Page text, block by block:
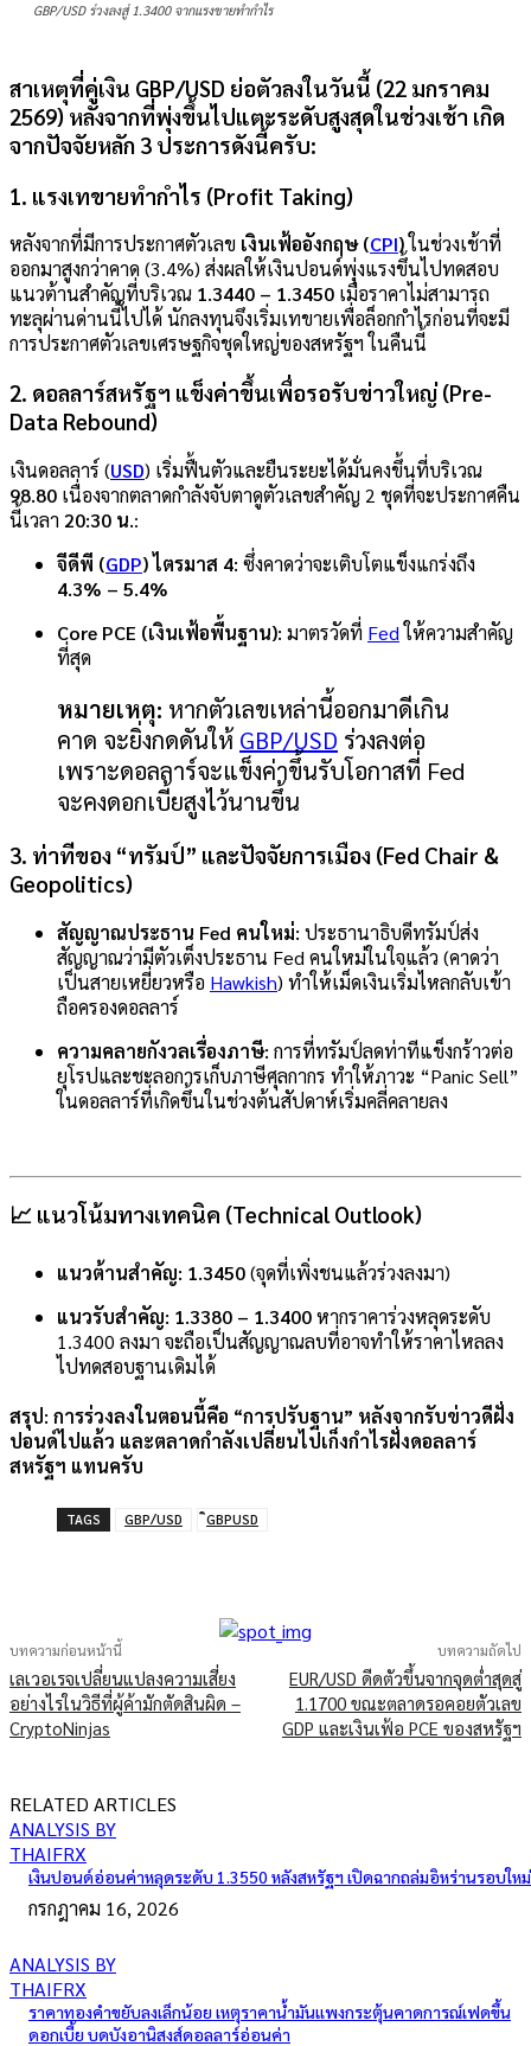
GBP/USD ร่วงลงสู่ 1.3400 จากแรงขายทำกำไร
สาเหตุที่คู่เงิน GBP/USD ย่อตัวลงในวันนี้ (22 มกราคม
2569) หลังจากที่พุ่งขึ้นไปแตะระดับสูงสุดในช่วงเช้า เกิด
จากปัจจัยหลัก 3 ประการดังนี้ครับ:
1. แรงเทขายทำกำไร (Profit Taking)
หลังจากที่มีการประกาศตัวเลข เงินเฟ้ออังกฤษ (CPI)ในช่วงเช้าที่
ออกมาสูงกว่าคาด (3.4%) ส่งผลให้เงินปอนด์พุ่งแรงขึ้นไปทดสอบ
แนวต้านสำคัญที่บริเวณ 1.3440 – 1.3450 เมื่อราคาไม่สามารถ
ทะลุผ่านด่านนี้ไปได้ นักลงทุนจึงเริ่มเทขายเพื่อล็อกกำไรก่อนที่จะมี
การประกาศตัวเลขเศรษฐกิจชุดใหญ่ของสหรัฐฯ ในคืนนี้
2. ดอลลาร์สหรัฐฯ แข็งค่าขึ้นเพื่อรอรับข่าวใหญ่ (Pre-
Data Rebound)
เงินดอลลาร์ (USD) เริ่มฟื้นตัวและยืนระยะได้มั่นคงขึ้นที่บริเวณ
98.80 เนื่องจากตลาดกำลังจับตาดูตัวเลขสำคัญ 2 ชุดที่จะประกาศคืน
นี้เวลา 20:30 น.:
จีดีพี (GDP) ไตรมาส 4: ซึ่งคาดว่าจะเติบโตแข็งแกร่งถึง
4.3% – 5.4%
Core PCE (เงินเฟ้อพื้นฐาน): มาตรวัดที่ Fedให้ความสำคัญ
ที่สุด
หมายเหตุ: หากตัวเลขเหล่านี้ออกมาดีเกิน
คาด จะยิ่งกดดันให้ GBP/USD ร่วงลงต่อ
เพราะดอลลาร์จะแข็งค่าขึ้นรับโอกาสที่ Fed
จะคงดอกเบี้ยสูงไว้นานขึ้น
3. ท่าทีของ “ทรัมป์” และปัจจัยการเมือง (Fed Chair &
Geopolitics)
สัญญาณประธาน Fed คนใหม่: ประธานาธิบดีทรัมป์ส่ง
สัญญาณว่ามีตัวเต็งประธาน Fed คนใหม่ในใจแล้ว (คาดว่า
เป็นสายเหยี่ยวหรือ Hawkish) ทำให้เม็ดเงินเริ่มไหลกลับเข้า
ถือครองดอลลาร์
ความคลายกังวลเรื่องภาษี: การที่ทรัมป์ลดท่าทีแข็งกร้าวต่อ
ยุโรปและชะลอการเก็บภาษีศุลกากร ทำให้ภาวะ “Panic Sell”
ในดอลลาร์ที่เกิดขึ้นในช่วงต้นสัปดาห์เริ่มคลี่คลายลง
📈 แนวโน้มทางเทคนิค (Technical Outlook)
แนวต้านสำคัญ: 1.3450(จุดที่เพิ่งชนแล้วร่วงลงมา)
แนวรับสำคัญ: 1.3380 – 1.3400หากราคาร่วงหลุดระดับ
1.3400 ลงมา จะถือเป็นสัญญาณลบที่อาจทำให้ราคาไหลลง
ไปทดสอบฐานเดิมได้
สรุป: การร่วงลงในตอนนี้คือ “การปรับฐาน” หลังจากรับข่าวดีฝั่ง
ปอนด์ไปแล้ว และตลาดกำลังเปลี่ยนไปเก็งกำไรฝั่งดอลลาร์
สหรัฐฯ แทนครับ
TAGS GBP/USD ิGBPUSD
บทความก่อนหน้านี้
เลเวอเรจเปลี่ยนแปลงความเสี่ยง
อย่างไรในวิธีที่ผู้ค้ามักตัดสินผิด –
CryptoNinjas
บทความถัดไป
EUR/USD ดีดตัวขึ้นจากจุดต่ำสุดสู่
1.1700 ขณะตลาดรอคอยตัวเลข
GDP และเงินเฟ้อ PCE ของสหรัฐฯ
RELATED ARTICLES
ANALYSIS BY
THAIFRX
เงินปอนด์อ่อนค่าหลุดระดับ 1.3550 หลังสหรัฐฯ เปิดฉากถล่มอิหร่านรอบใหม่
กรกฎาคม 16, 2026
ANALYSIS BY
THAIFRX
ราคาทองคำขยับลงเล็กน้อย เหตุราคาน้ำมันแพงกระตุ้นคาดการณ์เฟดขึ้น
ดอกเบี้ย บดบังอานิสงส์ดอลลาร์อ่อนค่า